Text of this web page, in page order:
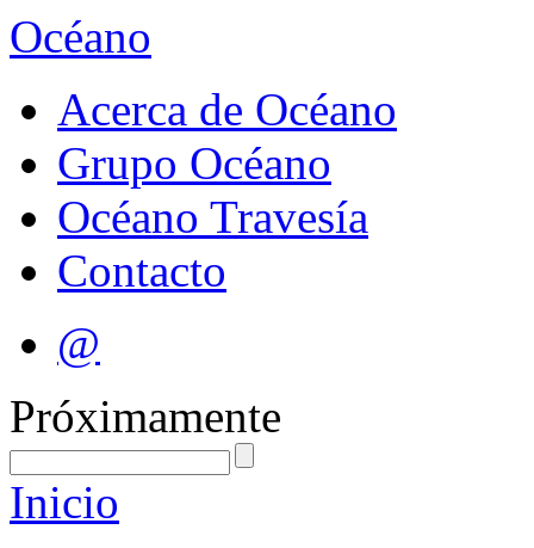
Océano
Acerca de Océano
Grupo Océano
Océano Travesía
Contacto
@
Próximamente
Inicio